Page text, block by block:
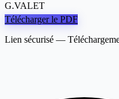
G.VALET
Télécharger le PDF
Lien sécurisé —